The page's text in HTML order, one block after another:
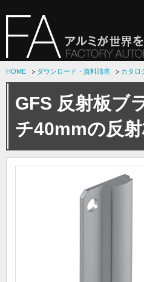
HOME ダウンロード・資料請求 カタロ
GFS 反射板ブ
チ40mmの反